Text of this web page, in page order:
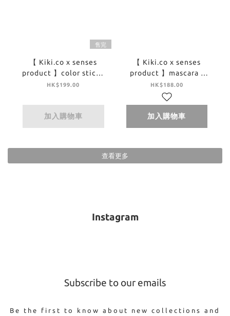
售完
【 Kiki.co x senses
product 】color stick -
sweet charm
HK$199.00
加入購物車
【 Kiki.co x senses
product 】mascara -
rococo
HK$188.00
加入購物車
查看更多
Instagram
Subscribe to our emails
Be the first to know about new collections and